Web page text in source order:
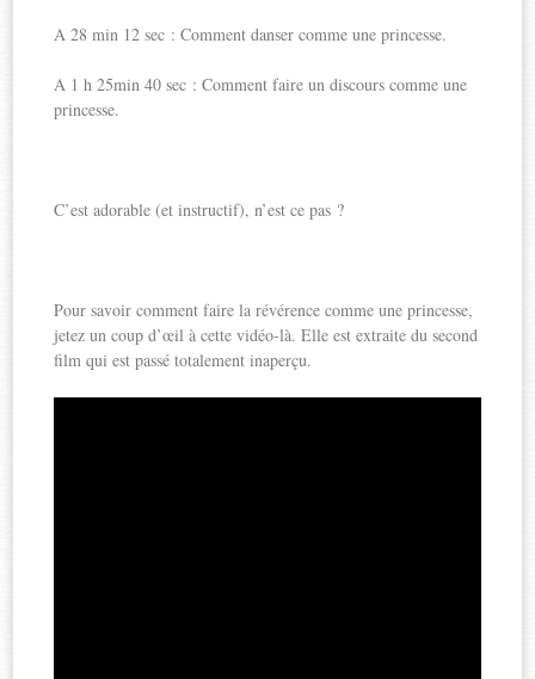
A 28 min 12 sec : Comment danser comme une princesse.
A 1 h 25min 40 sec : Comment faire un discours comme une
princesse.
C’est adorable (et instructif), n’est ce pas ?
Pour savoir comment faire la révérence comme une princesse,
jetez un coup d’œil à cette vidéo-là. Elle est extraite du second
film qui est passé totalement inaperçu.